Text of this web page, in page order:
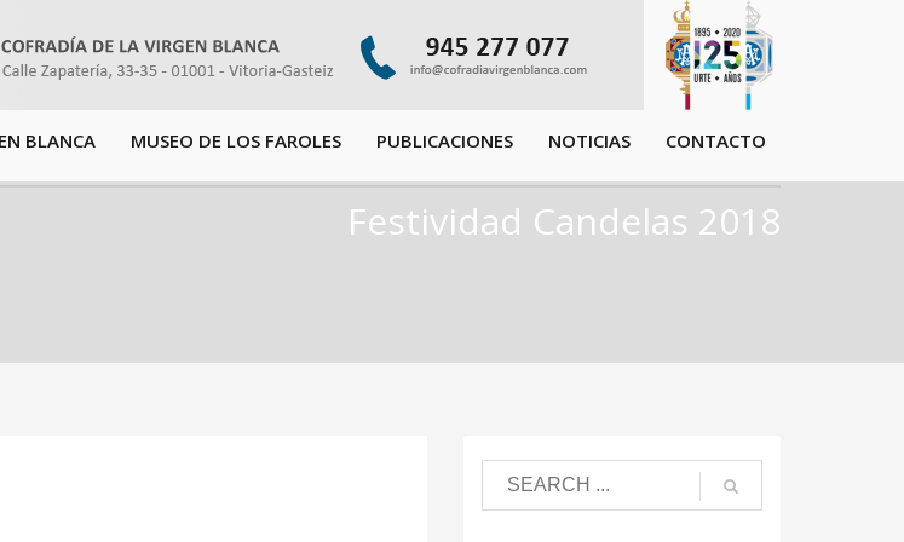
BLANCA MUSEO DE LOS FAROLES PUBLICACIONES NOTICIAS CONTACTO
Festividad Candelas 2018